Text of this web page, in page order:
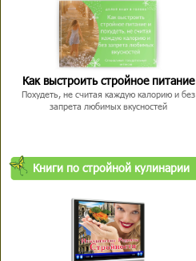
Как выстроить стройное питание
Похудеть, не считая каждую калорию и без
запрета любимых вкусностей
Книги по стройной кулинарии